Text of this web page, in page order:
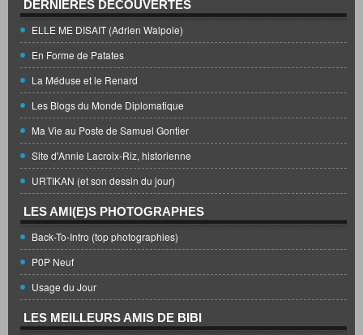
DERNIÈRES DÉCOUVERTES
ELLE ME DISAIT (Adrien Walpole)
En Forme de Patates
La Méduse et le Renard
Les Blogs du Monde Diplomatique
Ma Vie au Poste de Samuel Gontier
Site d'Annie Lacroix-Riz, historienne
URTIKAN (et son dessin du jour)
LES AMI(E)S PHOTOGRAPHES
Back-To-Intro (top photographies)
P0P Neuf
Usage du Jour
LES MEILLEURS AMIS DE BIBI